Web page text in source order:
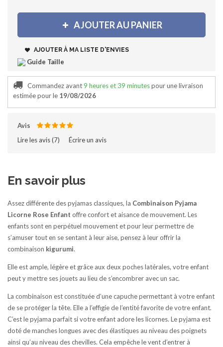
AJOUTER AU PANIER
AJOUTER À MA LISTE D'ENVIES
Guide Taille
Commandez avant 9 heures et 39 minutespour une livraison
estimée pour le 19/08/2026
Avis
Lire les avis (7)‎ Écrire un avis
En savoir plus
Assez différente des pyjamas classiques, la Combinaison Pyjama
Licorne Rose Enfant offre confort et aisance de mouvement. Les
enfants sont en perpétuel mouvement et pour leur permettre de
s’amuser tout en se sentant à leur aise, pensez à leur offrir la
combinaison kigurumi.
Elle est ample, légère et grâce aux deux poches latérales, votre enfant
peut y mettre ses jouets au lieu de s’encombrer avec un sac.
La combinaison est constituée d’une capuche permettant à votre enfant
de se protéger la tête. Elle a l’effigie de l’entité favorite de votre enfant.
C’est le pyjama parfait si votre enfant adore les licornes. Le pyjama est
doté de manches longues avec des élastiques au niveau des poignets
ainsi qu’au niveau des chevilles. Cela empêche le vent d’entrer à